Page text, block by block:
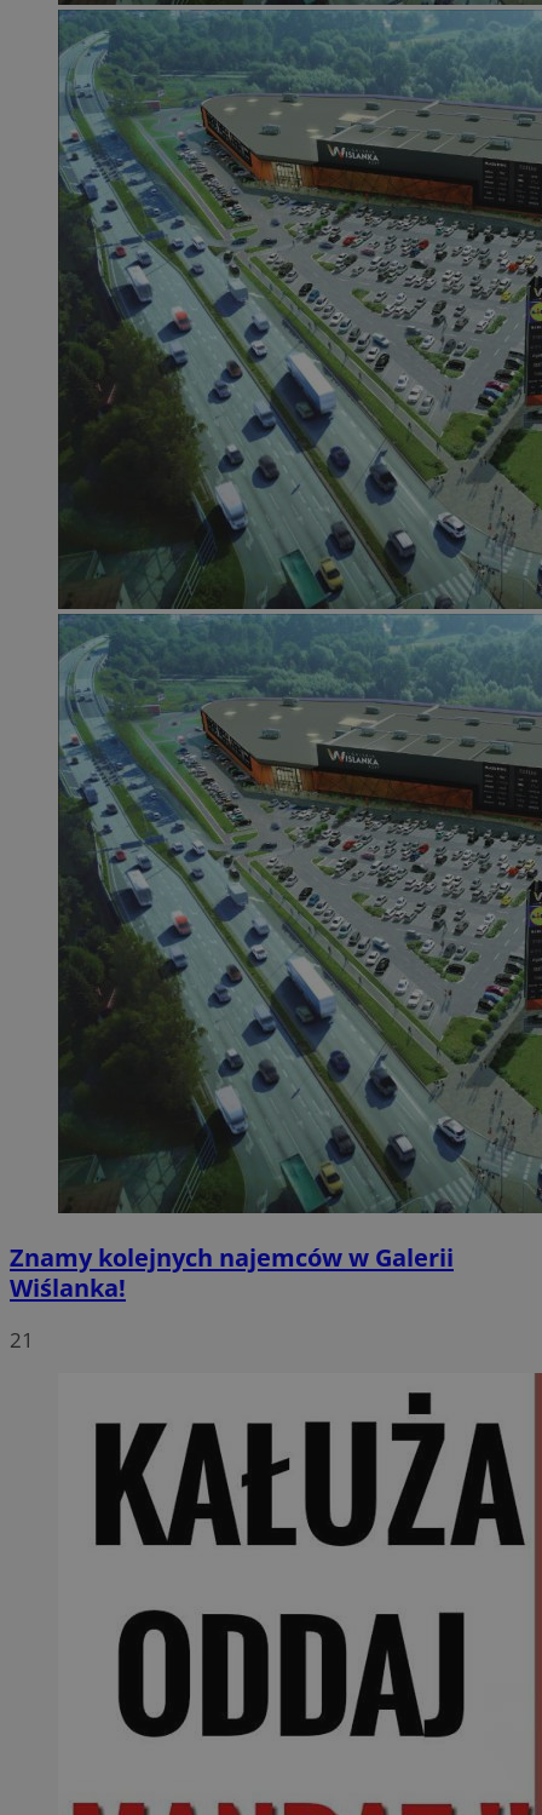
Znamy kolejnych najemców w Galerii
Wiślanka!
21